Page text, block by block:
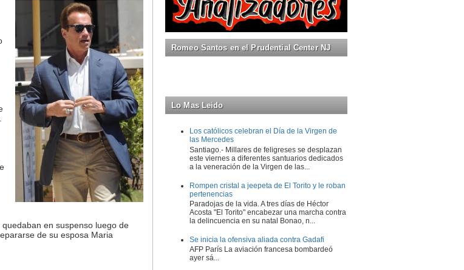
en suspenso luego de
de su esposa Maria
Romeo Santos en el Prudential Center NJ
Lo Mas Leido
Los católicos celebran el Día de la Virgen de
las Mercedes
Santiago.- Millares de feligreses se desplazan
este viernes a diferentes santuarios dedicados
a la veneración de la Virgen de las...
Rompen cristal a jeepeta de El Torito y le roban
pertenencias
Paradojas de la vida. A tres días de Héctor
Acosta "El Torito" encabezar una marcha contra
la delincuencia en su natal Bonao, n...
Se inicia la ofensiva aliada contra Gadafi
AFP París La aviación francesa bombardeó
ayer sá...